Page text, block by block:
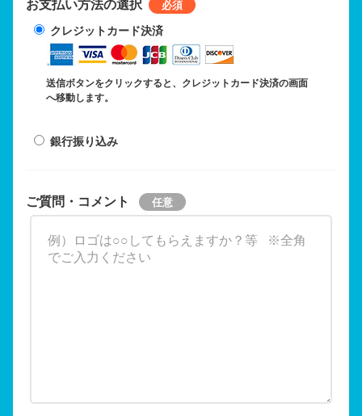
クレジットカード決済
送信ボタンをクリックすると、クレジットカード決済の画面
へ移動します。
銀行振り込み
ご質問・コメント